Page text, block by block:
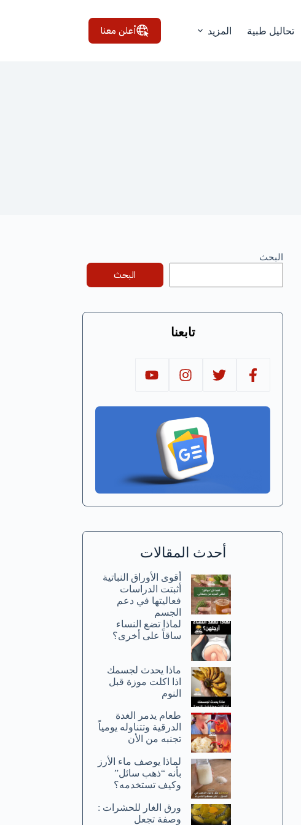
تحاليل طبية المزيد أعلن معنا
البحث
البحث
تابعنا
أحدث المقالات
أقوى الأوراق النباتية
أثبتت الدراسات
فعاليتها في دعم
الجسم
لماذا تضع النساء
ساقاً على أخرى؟
ماذا يحدث لجسمك
اذا اكلت موزة قبل
النوم
طعام يدمر الغدة
الدرقية وتتناوله يومياً
تجنبه من الأن
لماذا يوصف ماء الأرز
بأنه “ذهب سائل”
وكيف تستخدمه؟
ورق الغار للحشرات :
وصفة تجعل